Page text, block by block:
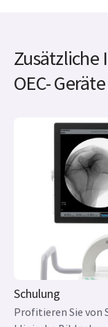
OEC- Geräte
Schulung
Profitieren Sie von